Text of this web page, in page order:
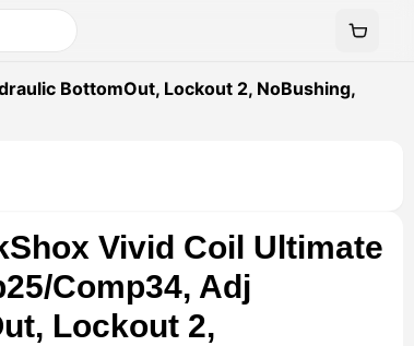
BottomOut, Lockout 2, NoBushing,
Vivid Coil Ultimate
Comp34, Adj
Lockout 2,